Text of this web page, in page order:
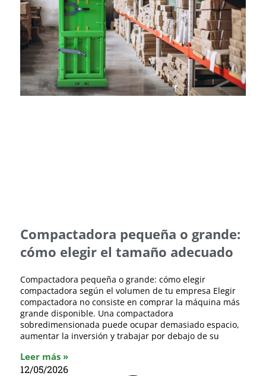
Compactadora pequeña o grande:
cómo elegir el tamaño adecuado
Compactadora pequeña o grande: cómo elegir
compactadora según el volumen de tu empresa Elegir
compactadora no consiste en comprar la máquina más
grande disponible. Una compactadora
sobredimensionada puede ocupar demasiado espacio,
aumentar la inversión y trabajar por debajo de su
Leer más »
12/05/2026